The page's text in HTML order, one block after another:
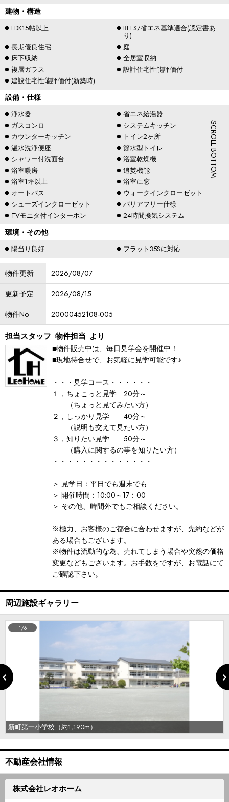
建物・構造
LDK15帖以上 BELS/省エネ基準適合(認定書あ
り)
長期優良住宅
庭
床下収納
全居室収納
複層ガラス
設計住宅性能評価付
建設住宅性能評価付(新築時)
設備・仕様
浄水器
省エネ給湯器
ガスコンロ
システムキッチン
カウンターキッチン
トイレ2ヶ所
温水洗浄便座
節水型トイレ
シャワー付洗面台
浴室乾燥機
浴室暖房
追焚機能
浴室1坪以上
浴室に窓
オートバス
ウォークインクローゼット
シューズインクローゼット
バリアフリー仕様
TVモニタ付インターホン
24時間換気システム
環境・その他
陽当り良好 フラット35Sに対応
物件更新
2026/08/07
更新予定
2026/08/15
物件No.
20000452108-005
担当スタッフ 物件担当 より
■物件販売中は、毎日見学会を開催中！
■現地待合せで、お気軽に見学可能です♪
・・・見学コース・・・・・・
１，ちょこっと見学 20分～
（ちょっと見てみたい方）
２，しっかり見学 40分～
（説明も交えて見たい方）
３，知りたい見学 50分～
（購入に関するの事を知りたい方）
・・・・・・・・・・・・・・
＞ 見学日：平日でも週末でも
＞ 開催時間：10:00～17：00
＞ その他、時間外でもご相談ください。
※極力、お客様のご都合に合わせますが、先約などが
ある場合もございます。
※物件は流動的な為、売れてしまう場合や突然の価格
変更などもございます。お手数をですが、お電話にて
ご確認下さい。
周辺施設ギャラリー
新町第一小学校（約1,190m）
1/6
不動産会社情報
株式会社レオホーム
SCROLL BOTTOM